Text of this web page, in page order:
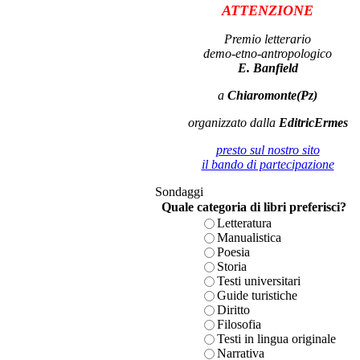
ATTENZIONE
Premio letterario
demo-etno-antropologico
E. Banfield
a Chiaromonte(Pz)
organizzato dalla EditricErmes
presto sul nostro sito
il bando di partecipazione
Sondaggi
Quale categoria di libri preferisci?
Letteratura
Manualistica
Poesia
Storia
Testi universitari
Guide turistiche
Diritto
Filosofia
Testi in lingua originale
Narrativa